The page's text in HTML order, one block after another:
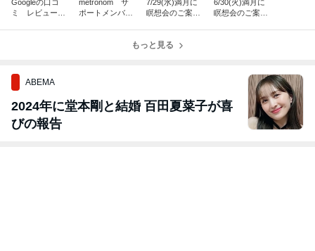
Googleの口コ
ミ レビューの
metronom サ
ポートメンバー
7/29(水)満月に
瞑想会のご案内
6/30(火)満月に
瞑想会のご案内
もっと見る
ABEMA
2024年に堂本剛と結婚 百田夏菜子が喜
びの報告